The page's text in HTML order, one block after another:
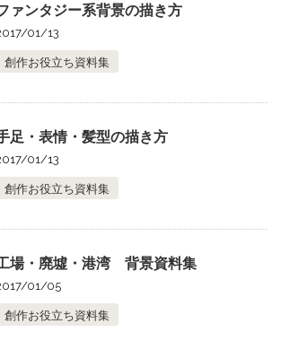
ァンタジー系背景の描き方
01/13
創作お役立ち資料集
足・表情・髪型の描き方
01/13
創作お役立ち資料集
場・廃墟・港湾 背景資料集
01/05
創作お役立ち資料集